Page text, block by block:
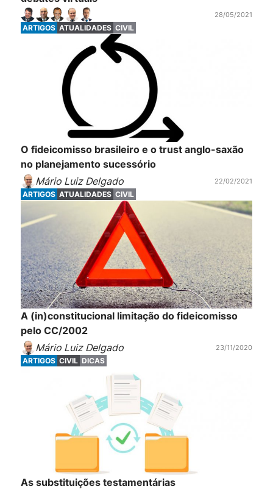
28/05/2021
ARTIGOS ATUALIDADES CIVIL
O fideicomisso brasileiro e o trust anglo-saxão
no planejamento sucessório
Mário Luiz Delgado
22/02/2021
ARTIGOS ATUALIDADES CIVIL
A (in)constitucional limitação do fideicomisso
pelo CC/2002
Mário Luiz Delgado
23/11/2020
ARTIGOS CIVIL DICAS
As substituições testamentárias